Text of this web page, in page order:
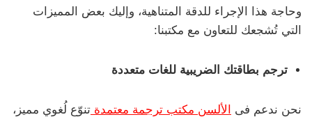
وحاجة هذا الإجراء للدقة المتناهية، وإليك بعض المميزات
التي تُشجعك للتعاون مع مكتبنا:
ترجم بطاقتك الضريبية للغات متعددة
نحن ندعم فى الألسن مكتب ترجمة معتمدة تنوّع لُغوي مميز،